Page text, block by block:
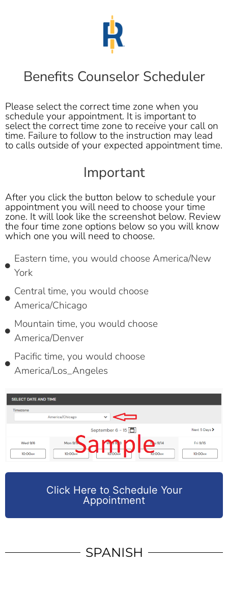
Benefits Counselor Scheduler
Please select the correct time zone when you
schedule your appointment. It is important to
select the correct time zone to receive your call on
time. Failure to follow to the instruction may lead
to calls outside of your expected appointment time.
Important
After you click the button below to schedule your
appointment you will need to choose your time
zone. It will look like the screenshot below. Review
the four time zone options below so you will know
which one you will need to choose.
Eastern time, you would choose America/New
York
Central time, you would choose
America/Chicago
Mountain time, you would choose
America/Denver
Pacific time, you would choose
America/Los_Angeles
Click Here to Schedule Your
Appointment
SPANISH